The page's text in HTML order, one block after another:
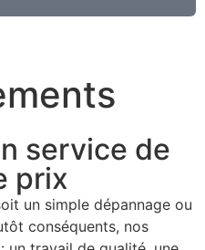
service de
prix
un simple dépannage ou
conséquents, nos